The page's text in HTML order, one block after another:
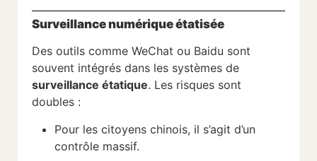
Surveillance numérique étatisée
Des outils comme WeChat ou Baidu sont
souvent intégrés dans les systèmes de
surveillance étatique. Les risques sont
doubles :
Pour les citoyens chinois, il s’agit d’un
contrôle massif.